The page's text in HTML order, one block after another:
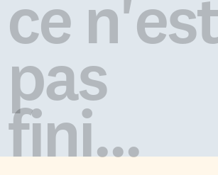
édition du salon et l’on voudra
marquer cet anniversaire d’une
façon […]
l’OMS,
sous-
aux
ce
pas
fini...